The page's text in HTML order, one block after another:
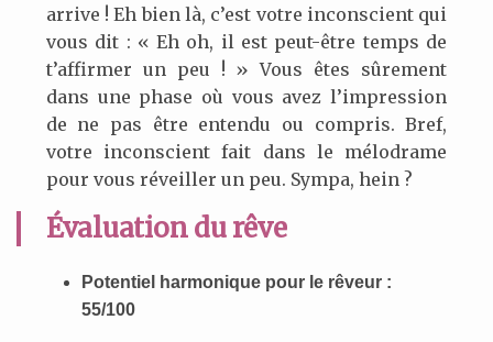
arrive ! Eh bien là, c’est votre inconscient qui
vous dit : « Eh oh, il est peut-être temps de
t’affirmer un peu ! » Vous êtes sûrement
dans une phase où vous avez l’impression
de ne pas être entendu ou compris. Bref,
votre inconscient fait dans le mélodrame
pour vous réveiller un peu. Sympa, hein ?
Évaluation du rêve
Potentiel harmonique pour le rêveur :
55/100